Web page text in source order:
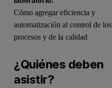
Cómo agregar eficiencia y
automatización al control de los
procesos y de la calidad
¿Quiénes deben
asistir?